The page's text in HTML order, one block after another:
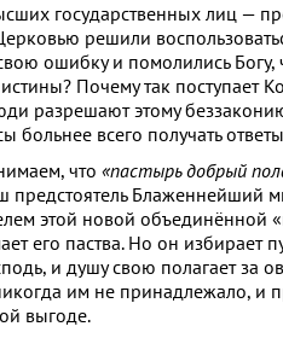
государственных лиц —
решили
ошибку и помолились
Почему так поступает
разрешают этому
больнее всего получать
что «пастырь добрый
Блаженнейший
этой новой объединённой
его паства. Но он избирает
и душу свою полагает
им не принадлежало,
выгоде.